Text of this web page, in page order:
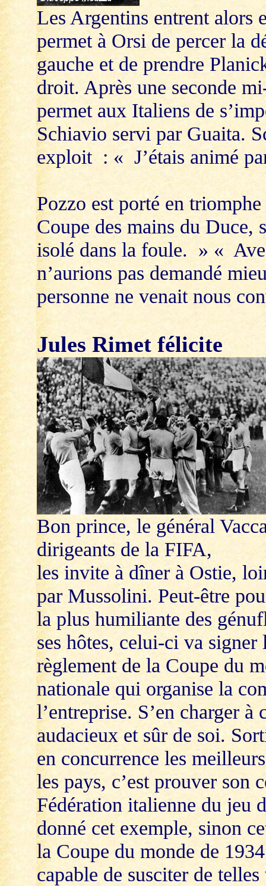
Les Argentins entrent alors
permet à Orsi de percer la
gauche et de prendre
droit. Après une seconde
permet aux Italiens de
Schiavio servi par Guaita.
exploit : « J’étais animé
Pozzo est porté en
Coupe des mains du Duce,
isolé dans la foule. » «
n’aurions pas demandé
personne ne venait nous
Jules Rimet félicite
Bon prince, le général
dirigeants de la FIFA,
les invite à dîner à Ostie,
par Mussolini. Peut-être
la plus humiliante des
ses hôtes, celui-ci va
règlement de la Coupe du
nationale qui organise la
l’entreprise. S’en charger
audacieux et sûr de soi.
en concurrence les
les pays, c’est prouver son
Fédération italienne du jeu
donné cet exemple, sinon
la Coupe du monde de
capable de susciter de